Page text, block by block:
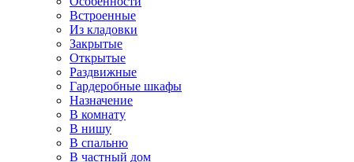
Встроенные
Из кладовки
Закрытые
Открытые
Раздвижные
Гардеробные шкафы
Назначение
В комнату
В нишу
В спальню
В частный дом